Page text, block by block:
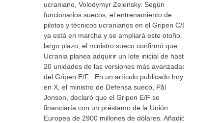
ucraniano, Volodymyr Zelensky. Según
funcionarios suecos, el entrenamiento de
pilotos y técnicos ucranianos en el Gripen C/D
ya está en marcha y se ampliará este otoño. A
largo plazo, el ministro sueco confirmó que
Ucrania planea adquirir un lote inicial de hasta
20 unidades de las versiones más avanzadas
del Gripen E/F . En un artículo publicado hoy
en X, el ministro de Defensa sueco, Pål
Jonson, declaró que el Gripen E/F se
financiaría con un préstamo de la Unión
Europea de 2900 millones de dólares. Añadió